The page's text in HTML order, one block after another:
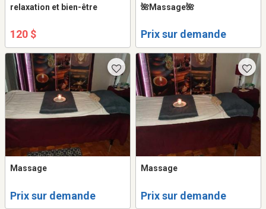
relaxation et bien-être
120 $
🌺Massage🌺
Prix sur demande
Massage
Prix sur demande
Massage
Prix sur demande